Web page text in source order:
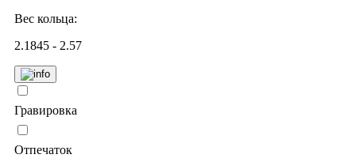
Вес кольца:
2.1845 - 2.57
Гравировка
Отпечаток